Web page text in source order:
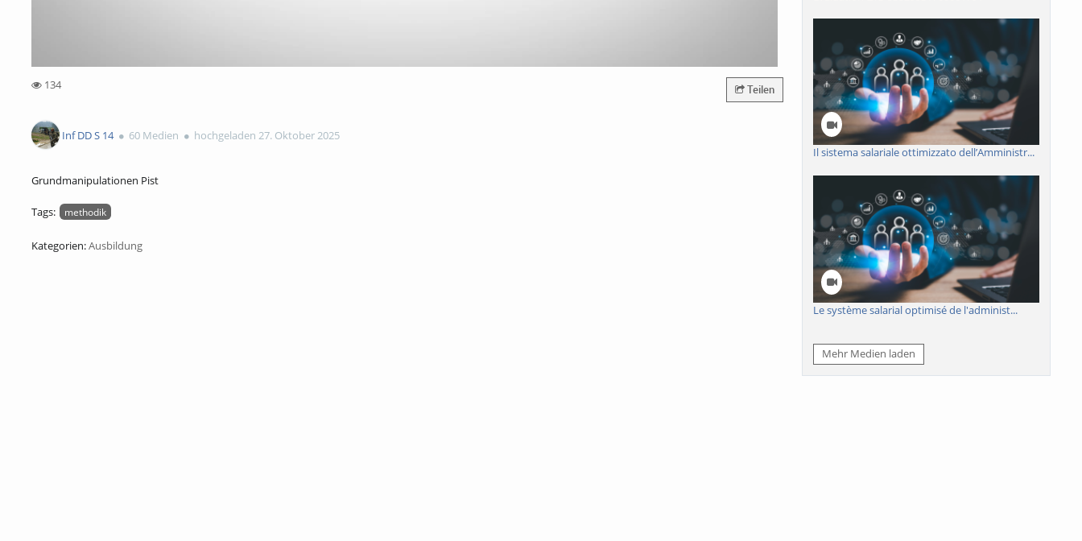
134
Teilen
Inf DD S 14 60 Medien hochgeladen 27. Oktober 2025
Grundmanipulationen Pist
Tags: methodik
Kategorien:Ausbildung
Il sistema salariale ottimizzato dell’Amministr...
Le système salarial optimisé de l'administ...
Mehr Medien laden